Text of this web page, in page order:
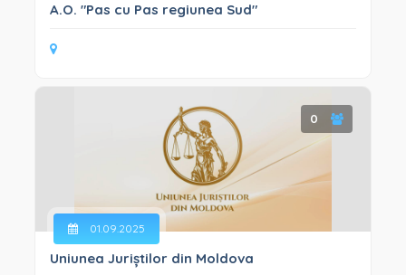
A.O. "Pas cu Pas regiunea Sud"
0
01.09.2025
Uniunea Juriștilor din Moldova